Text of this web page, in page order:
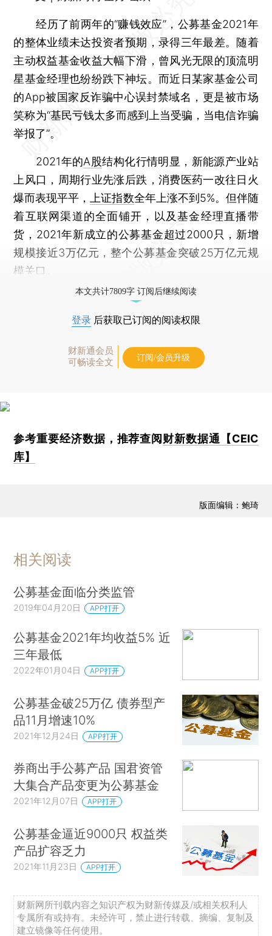
经历了前两年的“赚钱效应”，公募基金2021年
的整体业绩未达投资者预期，录得三年最差。随着
主动权益基金收益大幅下滑，曾风光无限的顶流明
星基金经理也纷纷跌下神坛。而近日某家基金公司
的App被国家反诈骗中心误封禁域名，更是被市场
笑称为“基民亏钱太多而感到上当受骗，当电信诈骗
举报了”。
2021年的A股结构化行情明显，新能源产业站
上风口，周期行业先涨后跌，消费医药一改往日火
爆而表现平平，
上证指数全年上涨不到5%。但伴随
着互联网渠道的全面铺开，以及基金经理直播带
货，2021年新成立的公募基金超过2000只，新增
规模接近3万亿元，整个公募基金突破25万亿元规
模关口。
本文共计7809字 订阅后继续阅读
登录 后获取已订阅的阅读权限
财新通会员
可畅读全文
订阅/会员升级
参考重要经济数据，推荐查阅财新数据通【CEIC
库】
版面编辑：鲍琦
相关阅读
公募基金面临分类监管
2019年04月20日 APP打开
公募基金2021年均收益5% 近
三年最低
2022年01月04日 APP打开
公募基金破25万亿 债券型产
品11月增速10%
2021年12月24日 APP打开
券商出手公募产品 国君资管
大集合产品变更为公募基金
2021年12月07日 APP打开
公募基金逼近9000只 权益类
产品扩容乏力
2021年11月23日 APP打开
财新网所刊载内容之知识产权为财新传媒及/或相关权利人
专属所有或持有。未经许可，禁止进行转载、摘编、复制及
建立镜像等任何使用。